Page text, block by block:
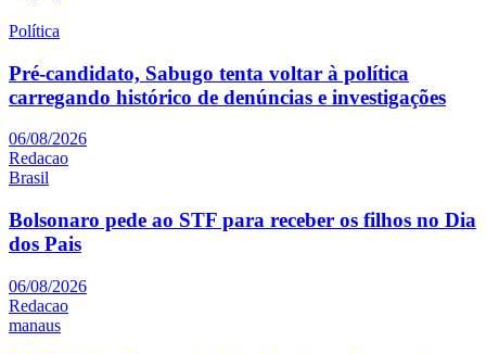
Política
Pré-candidato, Sabugo tenta voltar à política
carregando histórico de denúncias e investigações
06/08/2026
Redacao
Brasil
Bolsonaro pede ao STF para receber os filhos no Dia
dos Pais
06/08/2026
Redacao
manaus